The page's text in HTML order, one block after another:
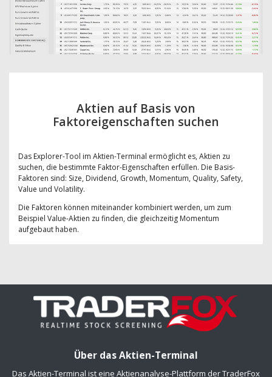
Aktien auf Basis von
Faktoreigenschaften suchen
Das Explorer-Tool im Aktien-Terminal ermöglicht es, Aktien zu
suchen, die bestimmte Faktor-Eigenschaften erfüllen. Die Basis-
Faktoren sind: Size, Dividend, Growth, Momentum, Quality, Safety,
Value und Volatility.
Die Faktoren können miteinander kombiniert werden, um zum
Beispiel Value-Aktien zu finden, die gleichzeitig Momentum
aufgebaut haben.
Über das Aktien-Terminal
Das Aktien-Terminal ist eine Aktienanalyse-Plattform der TraderFox